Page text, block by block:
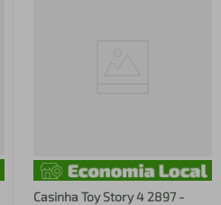
Casinha Toy Story 4 2897 -